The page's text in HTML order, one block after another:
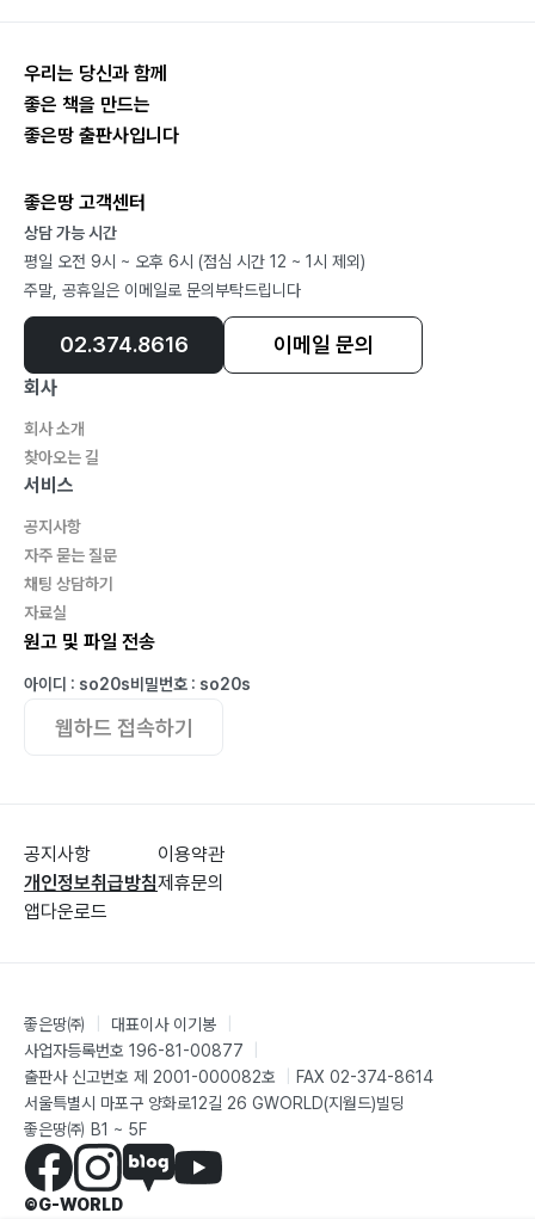
회장님?193
칭기즈칸 ?200 | 미래의 한국?203 | 성현의 생애?207
七. 향수(鄕愁)와 추억
외할아버지?226 | 어머니 송(頌)?232 | 테니스?236
손자 손녀 ?241 | 지포 라이터와 화장실?254 | 양주목사
(牧使) ?258
나룻배?262 | 군(軍) 생활?266
八. 좌우명
대머리 유감(遺憾)?274 | 자연스러운 삶 ?277 | 좌우명
(座右銘)?280
二部 시상집(詩想集)
초대권?290 | 어머니?292 | 세월?295 | 톤레삽?296 |
동심?297
연화봉(蓮花峰)?298 | 석별?299 | 고향 집?300 | 그럴
봉춘이?306 | 연가?307 | 짧은 인연?308 | 나무?308
손자 손녀?309 | 비 <유호>?310 | 인연 ?311
우리는 당신과 함께
좋은 책을 만드는
좋은땅 출판사입니다
좋은땅 고객센터
상담 가능 시간
평일 오전 9시 ~ 오후 6시 (점심 시간 12 ~ 1시 제외)
주말, 공휴일은 이메일로 문의부탁드립니다
02.374.8616 이메일 문의
회사
회사 소개
찾아오는 길
서비스
공지사항
자주 묻는 질문
채팅 상담하기
자료실
원고 및 파일 전송
아이디 : so20s비밀번호 : so20s
웹하드 접속하기
공지사항
개인정보취급방침
앱다운로드
이용약관
제휴문의
좋은땅㈜ 대표이사 이기봉
사업자등록번호 196-81-00877
출판사 신고번호 제 2001-000082호
FAX 02-374-8614
서울특별시 마포구 양화로12길 26 GWORLD(지월드)빌딩
좋은땅㈜ B1 ~ 5F
©G-WORLD